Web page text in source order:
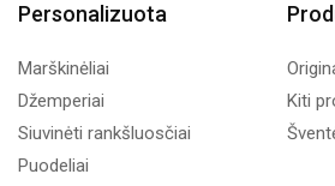
Personalizuota
Marškinėliai
Džemperiai
Siuvinėti rankšluosčiai
Puodeliai
Kiti